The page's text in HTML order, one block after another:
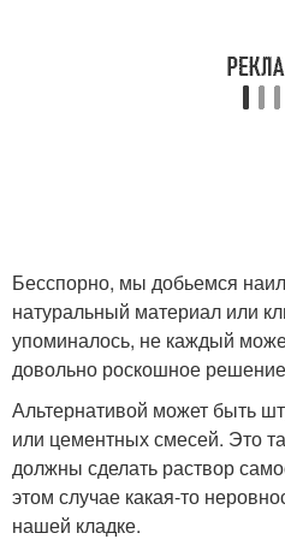
Бесспорно, мы добьемся
натуральный материал или
упоминалось, не каждый
довольно роскошное
Альтернативой может быть
или цементных смесей. Это
должны сделать раствор
этом случае какая-то
нашей кладке.